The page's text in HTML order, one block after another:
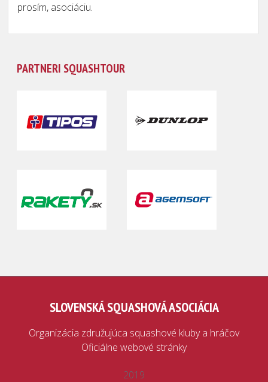
prosím, asociáciu.
PARTNERI SQUASHTOUR
SLOVENSKÁ SQUASHOVÁ ASOCIÁCIA
Organizácia združujúca squashové kluby a hráčov
Oficiálne webové stránky
2019